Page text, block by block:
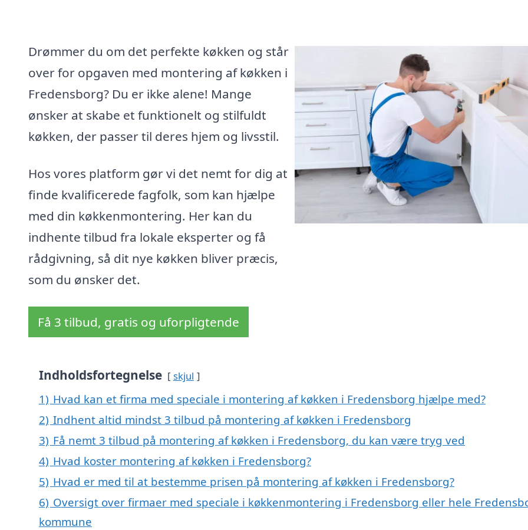
Drømmer du om det perfekte køkken og står
over for opgaven med montering af køkken i
Fredensborg? Du er ikke alene! Mange
ønsker at skabe et funktionelt og stilfuldt
køkken, der passer til deres hjem og livsstil.
Hos vores platform gør vi det nemt for dig at
finde kvalificerede fagfolk, som kan hjælpe
med din køkkenmontering. Her kan du
indhente tilbud fra lokale eksperter og få
rådgivning, så dit nye køkken bliver præcis,
som du ønsker det.
Få 3 tilbud, gratis og uforpligtende
Indholdsfortegnelse skjul
1) Hvad kan et firma med speciale i montering af køkken i Fredensborg hjælpe med?
2) Indhent altid mindst 3 tilbud på montering af køkken i Fredensborg
3) Få nemt 3 tilbud på montering af køkken i Fredensborg, du kan være tryg ved
4) Hvad koster montering af køkken i Fredensborg?
5) Hvad er med til at bestemme prisen på montering af køkken i Fredensborg?
6) Oversigt over firmaer med speciale i køkkenmontering i Fredensborg eller hele
kommune